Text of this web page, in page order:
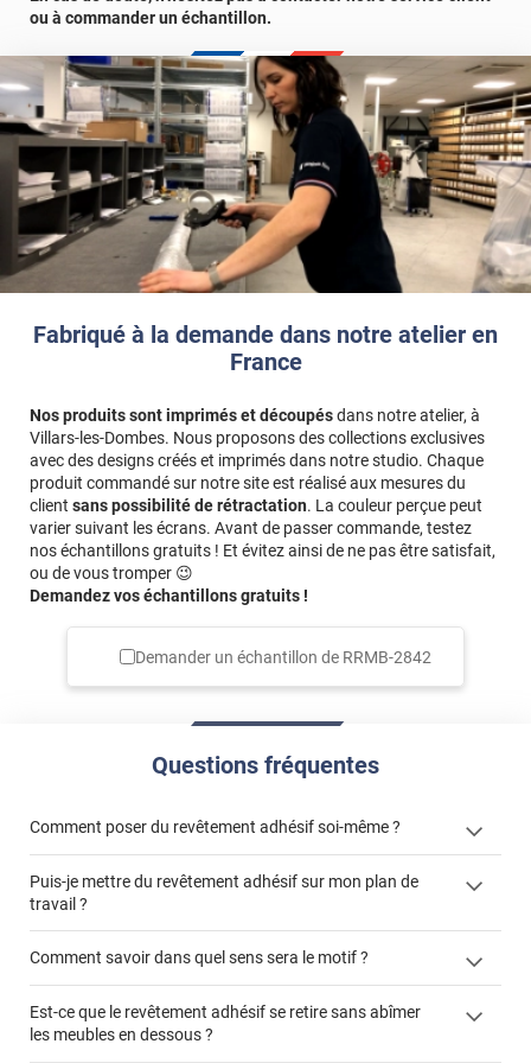
Fabriqué à la demande dans notre atelier en
France
Nos produits sont imprimés et découpésdans notre atelier, à
Villars-les-Dombes. Nous proposons des collections exclusives
avec des designs créés et imprimés dans notre studio. Chaque
produit commandé sur notre site est réalisé aux mesures du
client sans possibilité de rétractation. La couleur perçue peut
varier suivant les écrans. Avant de passer commande, testez
nos échantillons gratuits ! Et évitez ainsi de ne pas être satisfait,
ou de vous tromper 😉
Demandez vos échantillons gratuits !
Demander un échantillon de RRMB-2842
Questions fréquentes
Comment poser du revêtement adhésif soi-même ?
« Comment poser un revêtement adhésif ? »
Puis-je mettre du revêtement adhésif sur mon plan de
travail ?
"Peut-on installer du
Comment savoir dans quel sens sera le motif ?
Est-ce que le revêtement adhésif se retire sans abîmer
les meubles en dessous ?
Référence produit :RRMB2842 .
ou à commander un échantillon.